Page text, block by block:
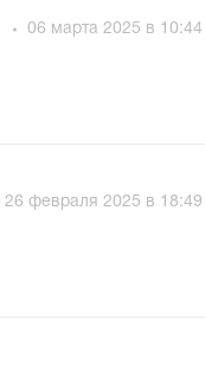
06 марта 2025 в 10:44
26 февраля 2025 в 18:49